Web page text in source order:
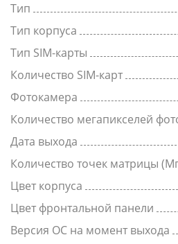
Тип
Тип корпуса
Тип SIM-карты
Количество SIM-карт
Фотокамера
Количество мегапикселей
Дата выхода
Количество точек матрицы
Цвет корпуса
Цвет фронтальной панели
Версия ОС на момент выхода